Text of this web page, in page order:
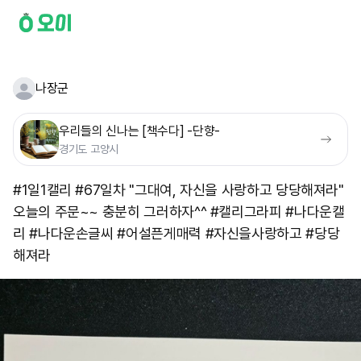
나장군
우리들의 신나는 [책수다] -단향-
경기도 고양시
#1일1캘리 #67일차 "그대여, 자신을 사랑하고 당당해져라"
오늘의 주문~~ 충분히 그러하자^^ #캘리그라피 #나다운캘
리 #나다운손글씨 #어설픈게매력 #자신을사랑하고 #당당
해져라